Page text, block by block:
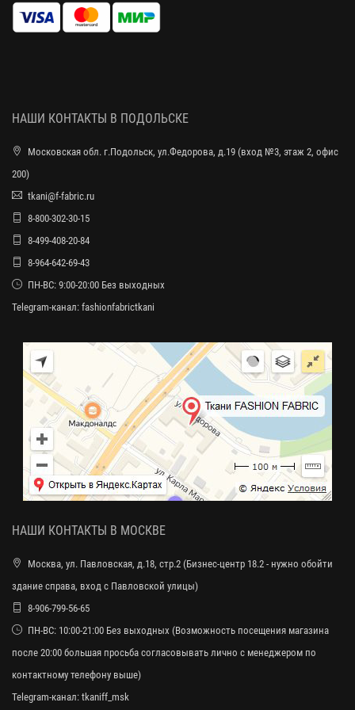
НАШИ КОНТАКТЫ В ПОДОЛЬСКЕ
Московская обл. г.Подольск, ул.Федорова, д.19 (вход №3, этаж 2, офис
200)
tkani@f-fabric.ru
8-800-302-30-15
8-499-408-20-84
8-964-642-69-43
ПН-ВС: 9:00-20:00 Без выходных
Telegram-канал: fashionfabrictkani
НАШИ КОНТАКТЫ В МОСКВЕ
Москва, ул. Павловская, д.18, стр.2 (Бизнес-центр 18.2 - нужно обойти
здание справа, вход с Павловской улицы)
8-906-799-56-65
ПН-ВС: 10:00-21:00 Без выходных (Возможность посещения магазина
после 20:00 большая просьба согласовывать лично с менеджером по
контактному телефону выше)
Telegram-канал: tkaniff_msk